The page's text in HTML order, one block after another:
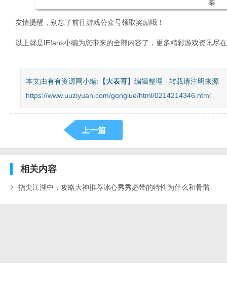
友情提醒，别忘了前往游戏公众号领取奖励哦！
以上就是IEfans小编为您带来的全部内容了，更多精彩游戏资讯尽
本文由有有资源网小编: 【大表哥】 编辑整理 - 转载请注明来源 -
https://www.uuziyuan.com/gonglue/html/0214214346.html
上一篇
相关内容
指尖江湖中，攻略大神推荐冰心秀秀必带的特性为什么和骨骼